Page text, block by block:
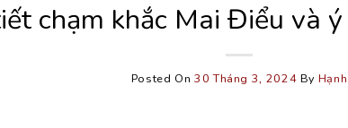
chạm khắc Mai Điểu và
Posted On30 Tháng 3, 2024 By Hạnh